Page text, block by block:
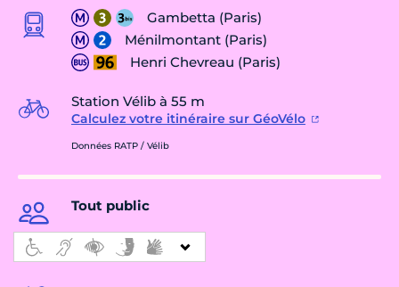
Gambetta (Paris)
Ménilmontant (Paris)
Henri Chevreau (Paris)
Station Vélib à 55 m
Calculez votre itinéraire sur GéoVélo
Données RATP / Vélib
Tout public